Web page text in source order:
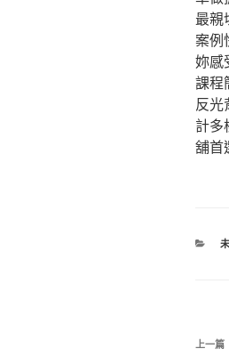
最親
案例
妳感
課程
反光
計多
舖首
分
文
上
上一篇